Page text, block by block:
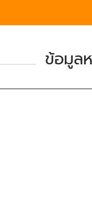
ข้อมูล